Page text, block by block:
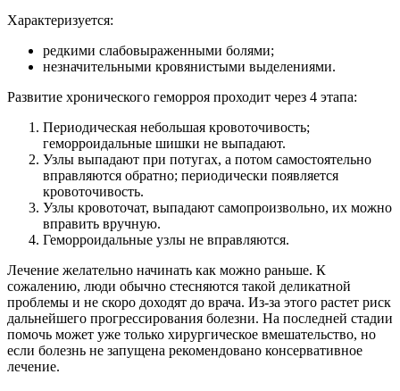
Характеризуется:
редкими слабовыраженными болями;
незначительными кровянистыми выделениями.
Развитие хронического геморроя проходит через 4 этапа:
Периодическая небольшая кровоточивость;
геморроидальные шишки не выпадают.
Узлы выпадают при потугах, а потом самостоятельно
вправляются обратно; периодически появляется
кровоточивость.
Узлы кровоточат, выпадают самопроизвольно, их можно
вправить вручную.
Геморроидальные узлы не вправляются.
Лечение желательно начинать как можно раньше. К
сожалению, люди обычно стесняются такой деликатной
проблемы и не скоро доходят до врача. Из-за этого растет риск
дальнейшего прогрессирования болезни. На последней стадии
помочь может уже только хирургическое вмешательство, но
если болезнь не запущена рекомендовано консервативное
лечение.